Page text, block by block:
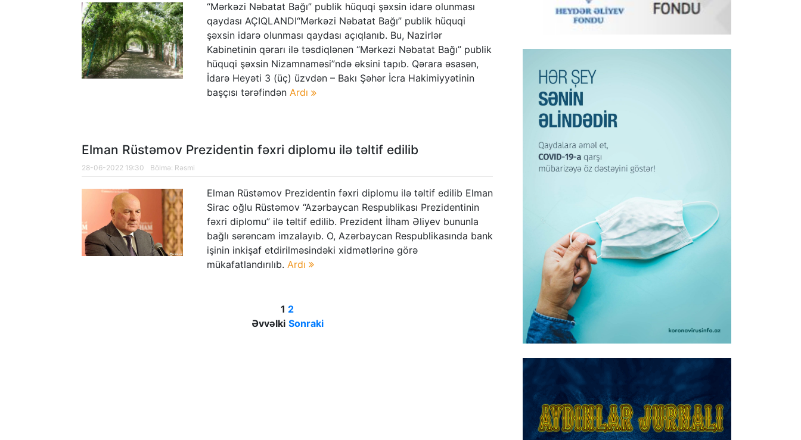
“Mərkəzi Nəbatat Bağı” publik hüquqi şəxsin idarə olunması
qaydası AÇIQLANDI“Mərkəzi Nəbatat Bağı” publik hüquqi
şəxsin idarə olunması qaydası açıqlanıb. Bu, Nazirlər
Kabinetinin qərarı ilə təsdiqlənən “Mərkəzi Nəbatat Bağı” publik
hüquqi şəxsin Nizamnaməsi”ndə əksini tapıb. Qərara əsasən,
İdarə Heyəti 3 (üç) üzvdən – Bakı Şəhər İcra Hakimiyyətinin
başçısı tərəfindən Ardı
Elman Rüstəmov Prezidentin fəxri diplomu ilə təltif edilib
28-06-2022 19:30 Bölmə: Rəsmi
Elman Rüstəmov Prezidentin fəxri diplomu ilə təltif edilib Elman
Sirac oğlu Rüstəmov “Azərbaycan Respublikası Prezidentinin
fəxri diplomu” ilə təltif edilib. Prezident İlham Əliyev bununla
bağlı sərəncam imzalayıb. O, Azərbaycan Respublikasında bank
işinin inkişaf etdirilməsindəki xidmətlərinə görə
mükafatlandırılıb. Ardı
1 2
Əvvəlki Sonraki